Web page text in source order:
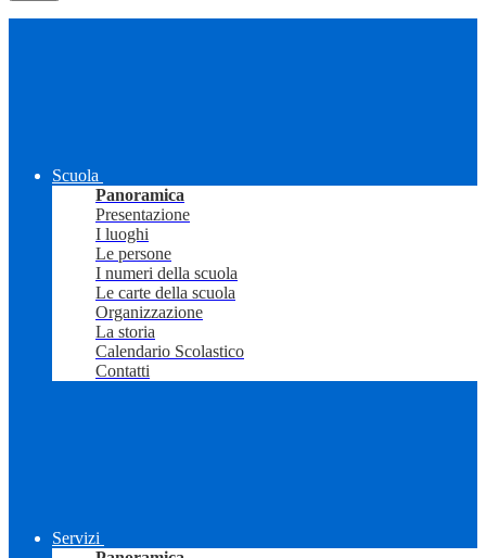
Scuola
Panoramica
Presentazione
I luoghi
Le persone
I numeri della scuola
Le carte della scuola
Organizzazione
La storia
Calendario Scolastico
Contatti
Servizi